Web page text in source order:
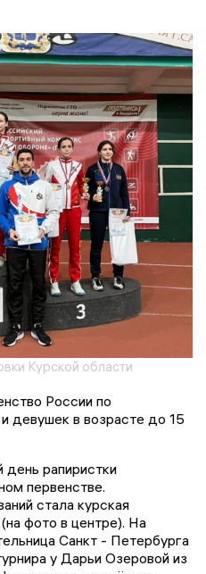
Курской области
России по
девушек в возрасте до 15
день рапиристки
первенстве.
стала курская
фото в центре). На
Санкт - Петербурга
у Дарьи Озеровой из